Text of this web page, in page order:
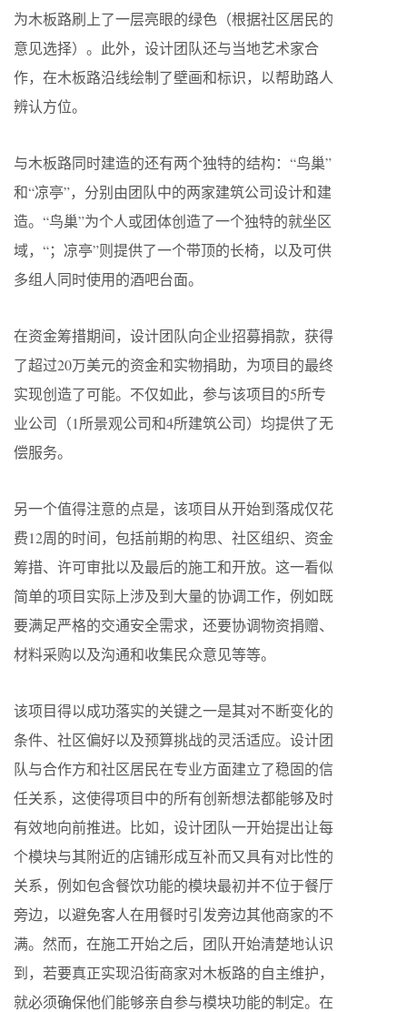
为木板路刷上了一层亮眼的绿色（根据社区居民的
意见选择）。此外，设计团队还与当地艺术家合
作，在木板路沿线绘制了壁画和标识，以帮助路人
辨认方位。
与木板路同时建造的还有两个独特的结构：“鸟巢”
和“凉亭”，分别由团队中的两家建筑公司设计和建
造。“鸟巢”为个人或团体创造了一个独特的就坐区
域，“；凉亭”则提供了一个带顶的长椅，以及可供
多组人同时使用的酒吧台面。
在资金筹措期间，设计团队向企业招募捐款，获得
了超过20万美元的资金和实物捐助，为项目的最终
实现创造了可能。不仅如此，参与该项目的5所专
业公司（1所景观公司和4所建筑公司）均提供了无
偿服务。
另一个值得注意的点是，该项目从开始到落成仅花
费12周的时间，包括前期的构思、社区组织、资金
筹措、许可审批以及最后的施工和开放。这一看似
简单的项目实际上涉及到大量的协调工作，例如既
要满足严格的交通安全需求，还要协调物资捐赠、
材料采购以及沟通和收集民众意见等等。
该项目得以成功落实的关键之一是其对不断变化的
条件、社区偏好以及预算挑战的灵活适应。设计团
队与合作方和社区居民在专业方面建立了稳固的信
任关系，这使得项目中的所有创新想法都能够及时
有效地向前推进。比如，设计团队一开始提出让每
个模块与其附近的店铺形成互补而又具有对比性的
关系，例如包含餐饮功能的模块最初并不位于餐厅
旁边，以避免客人在用餐时引发旁边其他商家的不
满。然而，在施工开始之后，团队开始清楚地认识
到，若要真正实现沿街商家对木板路的自主维护，
就必须确保他们能够亲自参与模块功能的制定。在